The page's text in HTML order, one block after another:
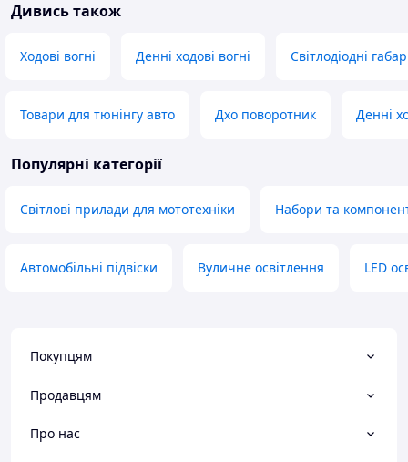
Дивись також
Ходові вогні Денні ходові вогні Світлодіодні
Товари для тюнінгу авто Дхо поворотник Денні
Популярні категорії
Світлові прилади для мототехніки Набори та
Автомобільні підвіски Вуличне освітлення LED
Покупцям
Продавцям
Про нас